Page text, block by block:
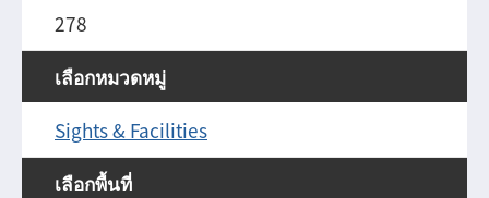
278
เลือกหมวดหมู่
Sights & Facilities
เลือกพื้นที่